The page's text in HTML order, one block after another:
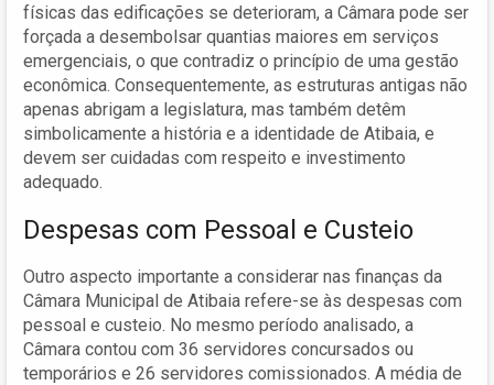
físicas das edificações se deterioram, a Câmara pode ser
forçada a desembolsar quantias maiores em serviços
emergenciais, o que contradiz o princípio de uma gestão
econômica. Consequentemente, as estruturas antigas não
apenas abrigam a legislatura, mas também detêm
simbolicamente a história e a identidade de Atibaia, e
devem ser cuidadas com respeito e investimento
adequado.
Despesas com Pessoal e Custeio
Outro aspecto importante a considerar nas finanças da
Câmara Municipal de Atibaia refere-se às despesas com
pessoal e custeio. No mesmo período analisado, a
Câmara contou com 36 servidores concursados ou
temporários e 26 servidores comissionados. A média de